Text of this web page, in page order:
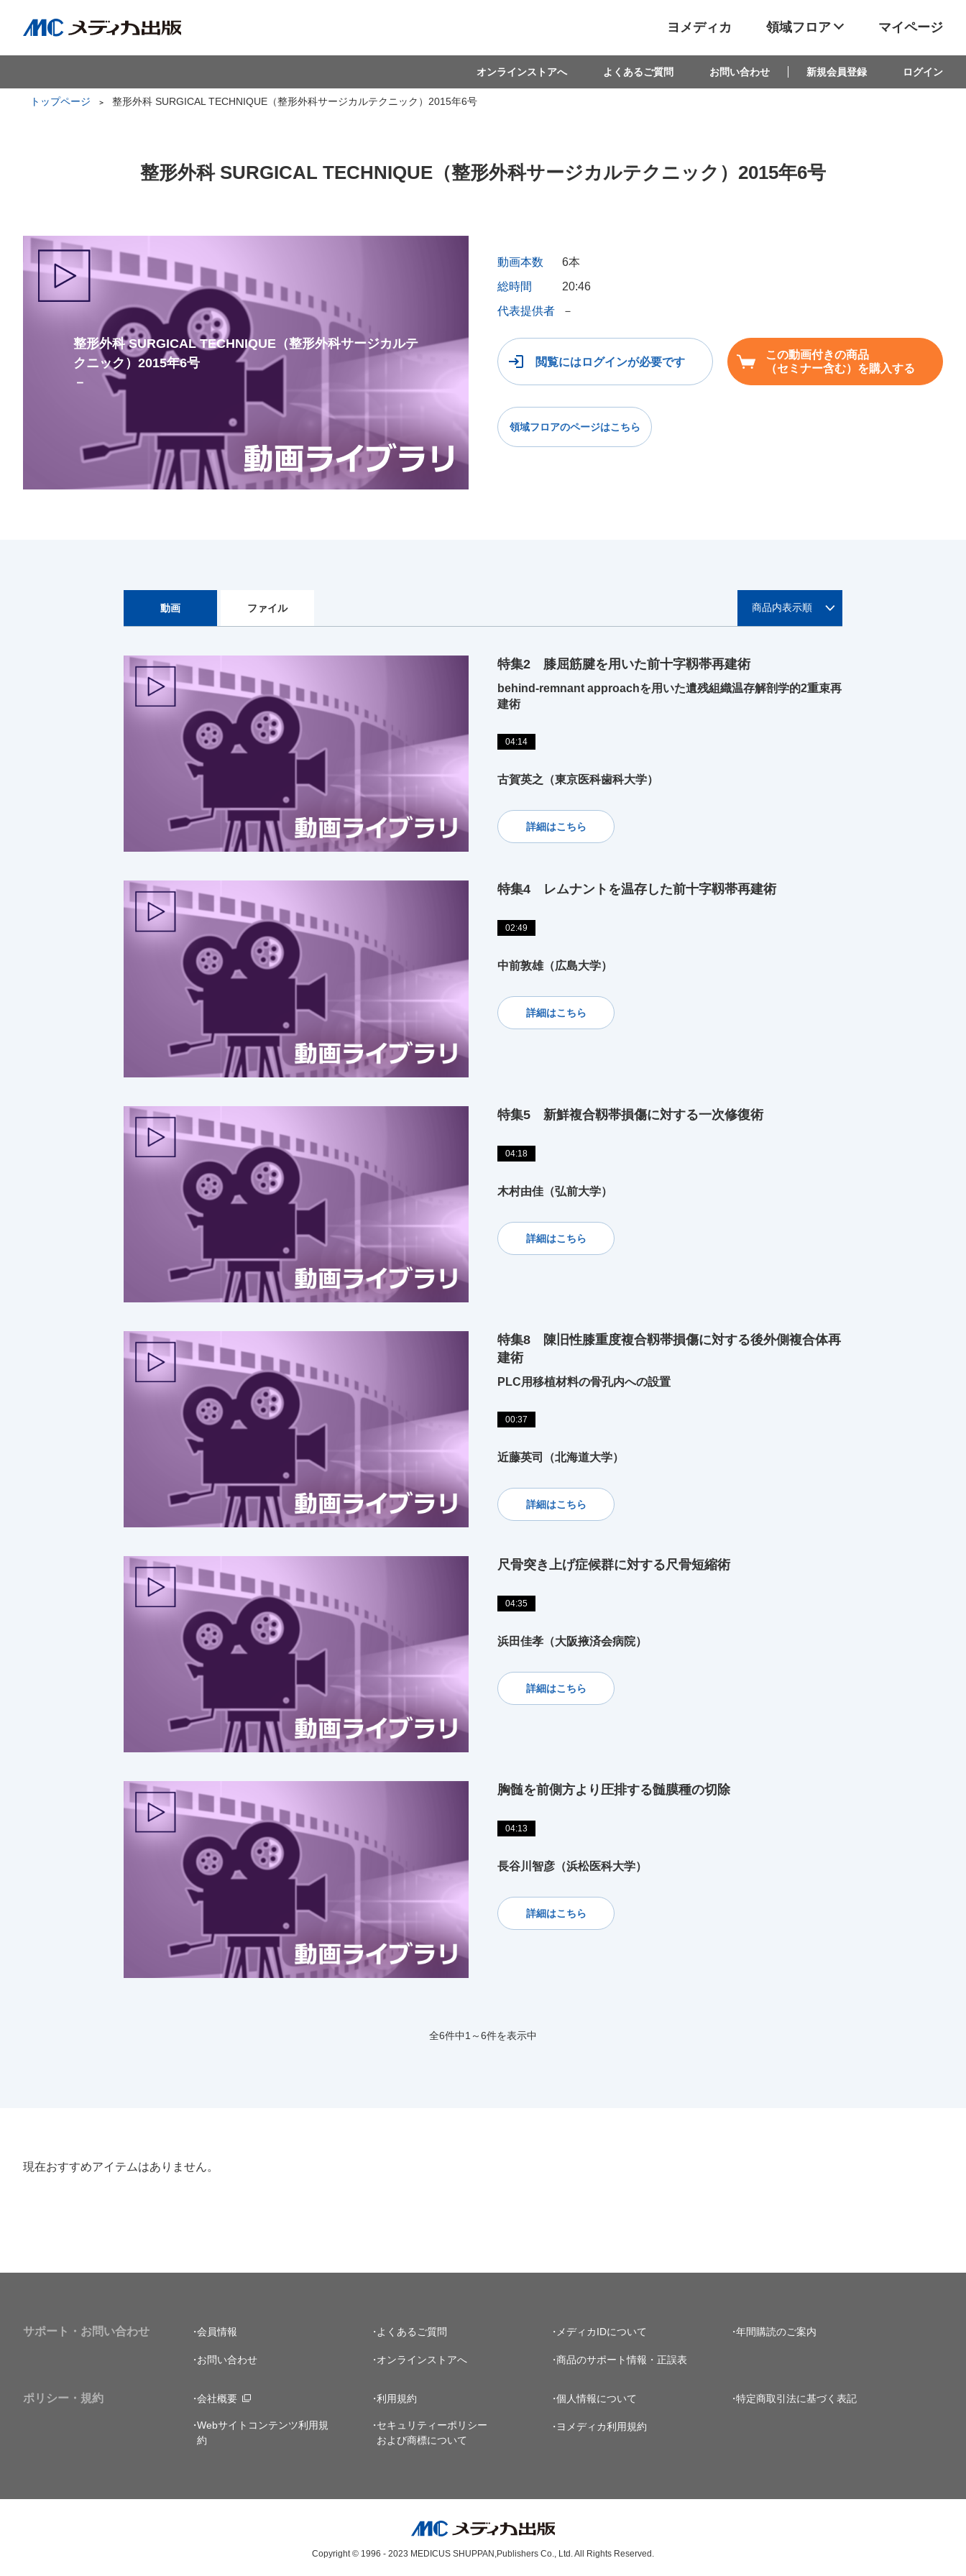
ヨメディカ 領域フロア マイページ
オンラインストアへ よくあるご質問 お問い合わせ 新規会員登録 ログイン
トップページ 整形外科 SURGICAL TECHNIQUE（整形外科サージカルテクニック）2015年6号
整形外科 SURGICAL TECHNIQUE（整形外科サージカルテクニック）2015年6号
整形外科 SURGICAL TECHNIQUE（整形外科サージカルテ
クニック）2015年6号
－
動画本数
6本
総時間
20:46
代表提供者
－
閲覧にはログインが必要です
この動画付きの商品
（セミナー含む）を購入する
領域フロアのページはこちら
動画 ファイル
特集2 膝屈筋腱を用いた前十字靱帯再建術
behind-remnant approachを用いた遺残組織温存解剖学的2重束再
建術
04:14
古賀英之（東京医科歯科大学）
詳細はこちら
特集4 レムナントを温存した前十字靱帯再建術
02:49
中前敦雄（広島大学）
詳細はこちら
特集5 新鮮複合靱帯損傷に対する一次修復術
04:18
木村由佳（弘前大学）
詳細はこちら
特集8 陳旧性膝重度複合靱帯損傷に対する後外側複合体再
建術
PLC用移植材料の骨孔内への設置
00:37
近藤英司（北海道大学）
詳細はこちら
尺骨突き上げ症候群に対する尺骨短縮術
04:35
浜田佳孝（大阪掖済会病院）
詳細はこちら
胸髄を前側方より圧排する髄膜種の切除
04:13
長谷川智彦（浜松医科大学）
詳細はこちら
全6件中1～6件を表示中
現在おすすめアイテムはありません。
サポート・お問い合わせ 会員情報 よくあるご質問 メディカIDについて 年間購読のご案内
お問い合わせ オンラインストアへ 商品のサポート情報・正誤表
ポリシー・規約 会社概要 利用規約 個人情報について 特定商取引法に基づく表記
Webサイトコンテンツ利用規
約
セキュリティーポリシー
および商標について
ヨメディカ利用規約
Copyright © 1996 - 2023 MEDICUS SHUPPAN,Publishers Co., Ltd. All Rights Reserved.